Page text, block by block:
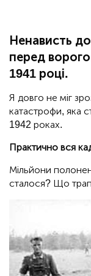
Ненависть
перед
1941 році.
Я довго не міг
катастрофи, яка
1942 роках.
Практично вся
Мільйони
сталося? Що